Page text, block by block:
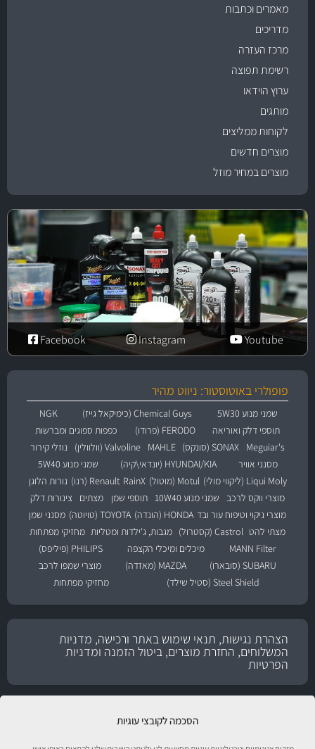
הסכמה לקובצי עוגיות
מאמרים וכתבות
מדריכים
מרכז העזרה
רשימת תפוצה
ערוץ הוידאו
מותגים
לקוחות ממליצים
מוצרים חדשים
מוצרים במחיר מוזל
Youtube
Instagram
Facebook
פופולרי באוטוסטור: ניווט מהיר
שמני מנוע 5W30 Chemical Guys (כימיקאל גייז)
NGK
תוספי דלק ואוריאה
FERODO (פרודו)
כפפות ספוגים ומברשות
Meguiar's
SONAX (סונקס) MAHLE Valvoline (וולוולין)
נוזלי קירור
מסנני אוויר
HYUNDAI/KIA (יונדאי\קיה)
שמני מנוע 5W40
Liqui Moly (ליקווי מולי)
Motul (מוטול) RainX Renault (רנו)
נורות הלוגן
מוצרי ווקס לרכב
שמני מנוע 10W40 תוספי שמן מצתים
צינורות דלק
מוצרי ניקוי וטיפוח עור ובד HONDA (הונדה) TOYOTA (טויוטה)
מסנני שמן
מצתי להט Castrol (קסטרול) מגבות, ג'ילדות ומטליות מחזיקי מפתחות
MANN Filter
מיכלים ומיכלי הקצפה
PHILIPS (פיליפס)
SUBARU (סובארו)
MAZDA (מאזדה)
מוצרי שמפו לרכב
Steel Shield (סטיל שילד)
מחזיקי מפתחות
הצהרת נגישות, תנאי שימוש באתר ורכישה, מדניות
המשלוחים, החזרת מוצרים, ביטול הזמנה ומדניות
הפרטיות